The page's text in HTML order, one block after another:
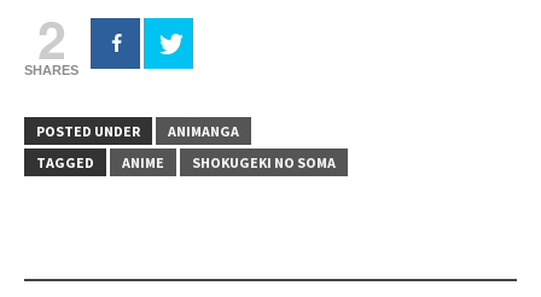
2
SHARES
POSTED UNDER
ANIMANGA
TAGGED
ANIME SHOKUGEKI NO SOMA